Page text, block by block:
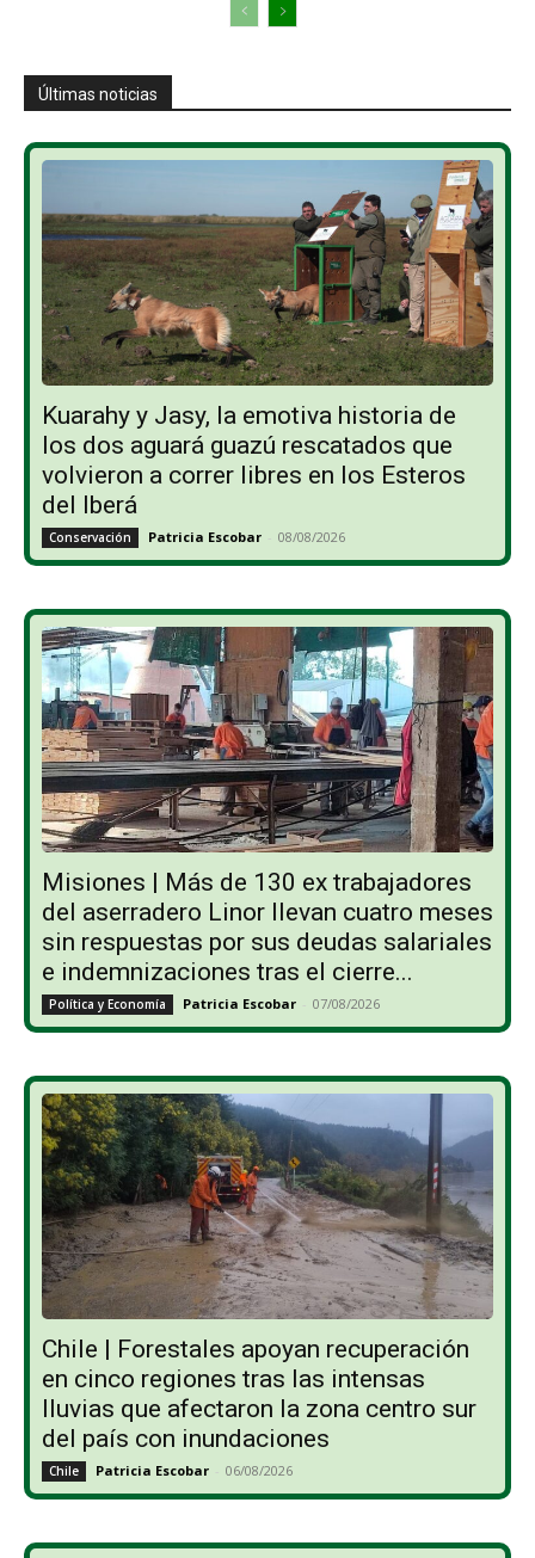
Últimas noticias
Kuarahy y Jasy, la emotiva historia de
los dos aguará guazú rescatados que
volvieron a correr libres en los Esteros
del Iberá
Conservación Patricia Escobar - 08/08/2026
Misiones | Más de 130 ex trabajadores
del aserradero Linor llevan cuatro meses
sin respuestas por sus deudas salariales
e indemnizaciones tras el cierre...
Política y Economía Patricia Escobar - 07/08/2026
Chile | Forestales apoyan recuperación
en cinco regiones tras las intensas
lluvias que afectaron la zona centro sur
del país con inundaciones
Chile Patricia Escobar - 06/08/2026